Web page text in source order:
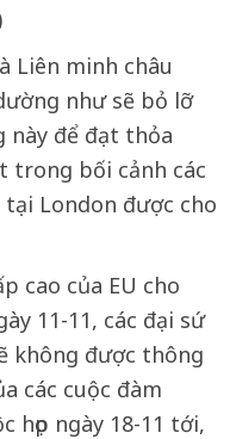
Liên minh châu
như sẽ bỏ lỡ
này để đạt thỏa
trong bối cảnh các
London được cho
cao của EU cho
11-11, các đại sứ
không được thông
các cuộc đàm
họp ngày 18-11 tới,